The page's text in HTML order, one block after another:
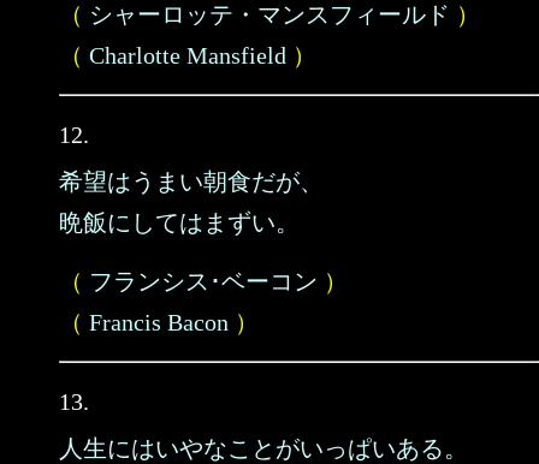
（ シャーロッテ・マンスフィールド ）
（ Charlotte Mansfield ）
12.
希望はうまい朝食だが、
晩飯にしてはまずい。
（ フランシス･ベーコン ）
（ Francis Bacon ）
13.
人生にはいやなことがいっぱいある。